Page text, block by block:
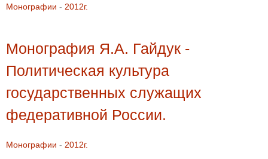
Монографии - 2012г.
Монография Я.А. Гайдук -
Политическая культура
государственных служащих
федеративной России.
Монографии - 2012г.